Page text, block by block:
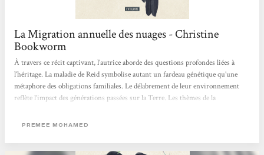
La Migration annuelle des nuages - Christine
Bookworm
À travers ce récit captivant, l’autrice aborde des questions profondes liées à
l’héritage. La maladie de Reid symbolise autant un fardeau génétique qu’une
métaphore des obligations familiales. Le délabrement de leur environnement
reflète l’impact des générations passées sur la Terre. Les thèmes de la
omniprésents, portés par des réflexions poignantes, comme celle d’Henryk, le
construire...
PREMEE MOHAMED